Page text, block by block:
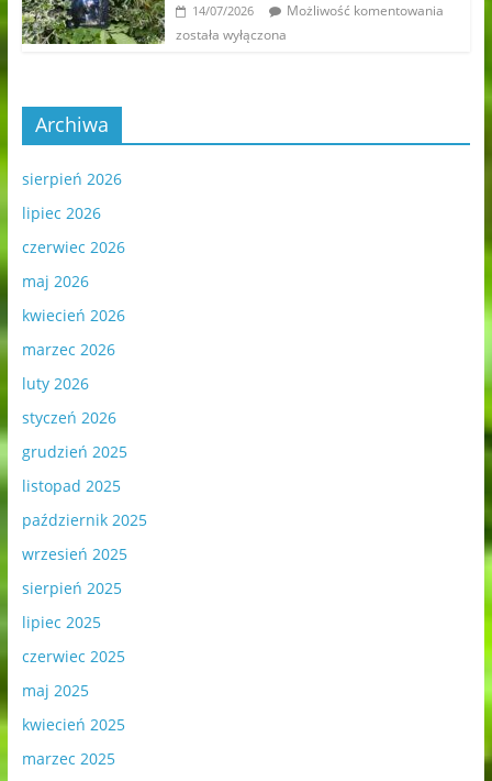
14/07/2026
Możliwość komentowania
została wyłączona
Archiwa
sierpień 2026
lipiec 2026
czerwiec 2026
maj 2026
kwiecień 2026
marzec 2026
luty 2026
styczeń 2026
grudzień 2025
listopad 2025
październik 2025
wrzesień 2025
sierpień 2025
lipiec 2025
czerwiec 2025
maj 2025
kwiecień 2025
marzec 2025